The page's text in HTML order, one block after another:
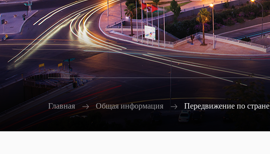
Главная Общая информация Передвижение по стране